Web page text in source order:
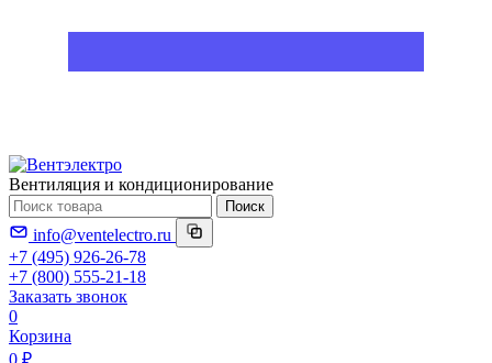
Вентиляция и кондиционирование
Поиск
info@ventelectro.ru
+7 (495) 926-26-78
+7 (800) 555-21-18
Заказать звонок
0
Корзина
0 ₽